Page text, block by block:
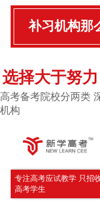
补习机构那
选择大于努
高考备考院校分两类
机构
专注高考应试教学 只招
高考学生